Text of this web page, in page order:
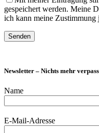
gespeichert werden. Meine
ich kann meine Zustimmung
Newsletter – Nichts mehr
Name
E-Mail-Adresse